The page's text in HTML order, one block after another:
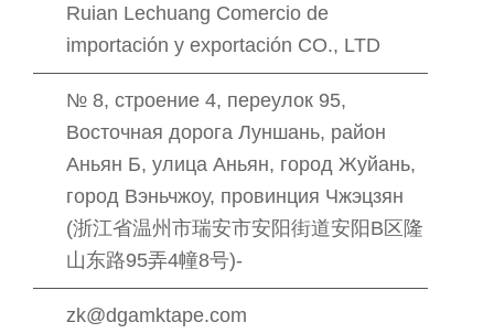
Ruian Lechuang Comercio de
importación y exportación CO., LTD
№ 8, строение 4, переулок 95,
Восточная дорога Луншань, район
Аньян Б, улица Аньян, город Жуйань,
город Вэньчжоу, провинция Чжэцзян
(浙江省温州市瑞安市安阳街道安阳B区隆
山东路95弄4幢8号)-
zk@dgamktape.com